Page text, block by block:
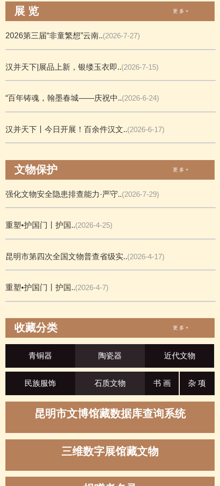
展 览 更 多 +
2026第三届“非童繁想”云南..(2026-7-27)
汉并天下|展品上新，银缕玉衣即..(2026-7-15)
“百年铸魂，翰墨春城——庆祝中..(2026-6-24)
汉并天下丨今日开展！百余件汉文..(2026-6-17)
文物保护 更 多 +
强化文物安全隐患排查能力·严守..(2026-7-29)
重塑•护国门丨护国..(2026-4-25)
昆明市第四次全国文物普查省级实..(2026-4-17)
重塑•护国门丨护国..(2026-4-7)
收藏分类 更 多 +
青铜器 陶瓷器 近代文物
民族服饰 石质文物 书 画 杂 项
昆明市文博馆藏数据库查询系统
三维数字展馆藏文物